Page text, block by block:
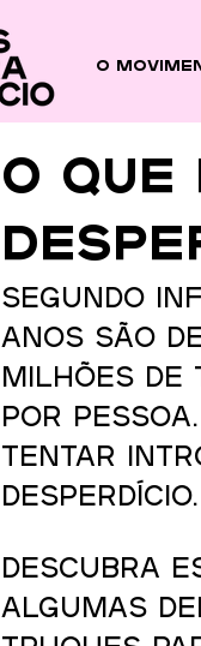
O
O
Segundo
anos são
milhões de
por
tentar
Desperdício.
Descubra
algumas